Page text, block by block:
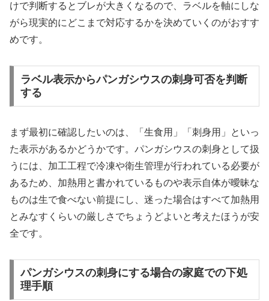
けで判断するとブレが大きくなるので、ラベルを軸にしな
がら現実的にどこまで対応するかを決めていくのがおすす
めです。
ラベル表示からパンガシウスの刺身可否を判断
する
まず最初に確認したいのは、「生食用」「刺身用」といっ
た表示があるかどうかです。パンガシウスの刺身として扱
うには、加工工程で冷凍や衛生管理が行われている必要が
あるため、加熱用と書かれているものや表示自体が曖昧な
ものは生で食べない前提にし、迷った場合はすべて加熱用
とみなすくらいの厳しさでちょうどよいと考えたほうが安
全です。
パンガシウスの刺身にする場合の家庭での下処
理手順